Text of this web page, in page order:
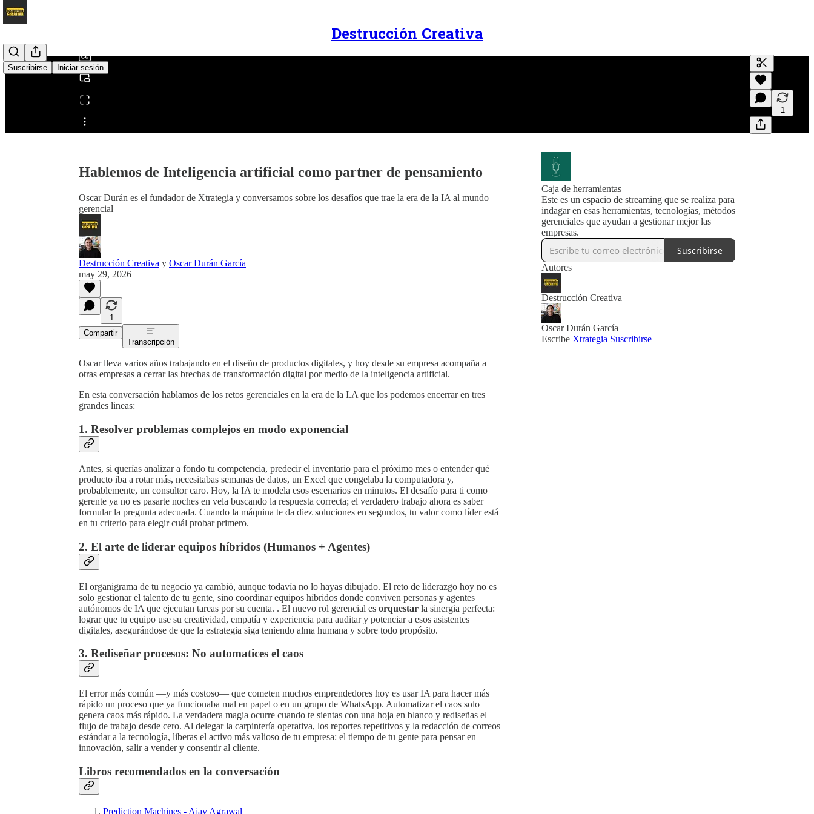
Destrucción Creativa
Suscribirse Iniciar sesión
Compartir desde0:00
Generar
Una
previas y
1
Hablemos de Inteligencia artificial como partner de pensamiento
Oscar Durán es el fundador de Xtrategia y conversamos sobre los desafíos que trae la era de la IA al mundo
gerencial
Destrucción Creativa y Oscar Durán García
may 29, 2026
1
Compartir
Transcripción
Oscar lleva varios años trabajando en el diseño de productos digitales, y hoy desde su empresa acompaña a
otras empresas a cerrar las brechas de transformación digital por medio de la inteligencia artificial.
En esta conversación hablamos de los retos gerenciales en la era de la I.A que los podemos encerrar en tres
grandes lineas:
1. Resolver problemas complejos en modo exponencial
Antes, si querías analizar a fondo tu competencia, predecir el inventario para el próximo mes o entender qué
producto iba a rotar más, necesitabas semanas de datos, un Excel que congelaba la computadora y,
probablemente, un consultor caro. Hoy, la IA te modela esos escenarios en minutos. El desafío para ti como
gerente ya no es pasarte noches en vela buscando la respuesta correcta; el verdadero trabajo ahora es saber
formular la pregunta adecuada. Cuando la máquina te da diez soluciones en segundos, tu valor como líder está
en tu criterio para elegir cuál probar primero.
2. El arte de liderar equipos híbridos (Humanos + Agentes)
El organigrama de tu negocio ya cambió, aunque todavía no lo hayas dibujado. El reto de liderazgo hoy no es
solo gestionar el talento de tu gente, sino coordinar equipos híbridos donde conviven personas y agentes
autónomos de IA que ejecutan tareas por su cuenta. . El nuevo rol gerencial es orquestar la sinergia perfecta:
lograr que tu equipo use su creatividad, empatía y experiencia para auditar y potenciar a esos asistentes
digitales, asegurándose de que la estrategia siga teniendo alma humana y sobre todo propósito.
3. Rediseñar procesos: No automatices el caos
El error más común —y más costoso— que cometen muchos emprendedores hoy es usar IA para hacer más
rápido un proceso que ya funcionaba mal en papel o en un grupo de WhatsApp. Automatizar el caos solo
genera caos más rápido. La verdadera magia ocurre cuando te sientas con una hoja en blanco y rediseñas el
flujo de trabajo desde cero. Al delegar la carpintería operativa, los reportes repetitivos y la redacción de correos
estándar a la tecnología, liberas el activo más valioso de tu empresa: el tiempo de tu gente para pensar en
innovación, salir a vender y consentir al cliente.
Libros recomendados en la conversación
Prediction Machines - Ajay Agrawal
Caja de herramientas
Este es un espacio de streaming que se realiza para
indagar en esas herramientas, tecnologías, métodos
gerenciales que ayudan a gestionar mejor las
empresas.
Suscribirse
Autores
Destrucción Creativa
Oscar Durán García
Escribe Xtrategia Suscribirse